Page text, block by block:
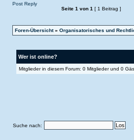
Post Reply
Seite 1 von 1 [ 1 Beitrag ]
Foren-Übersicht» Organisatorisches und
Wer ist online?
Mitglieder in diesem Forum: 0 Mitglieder und 0
Suche nach: